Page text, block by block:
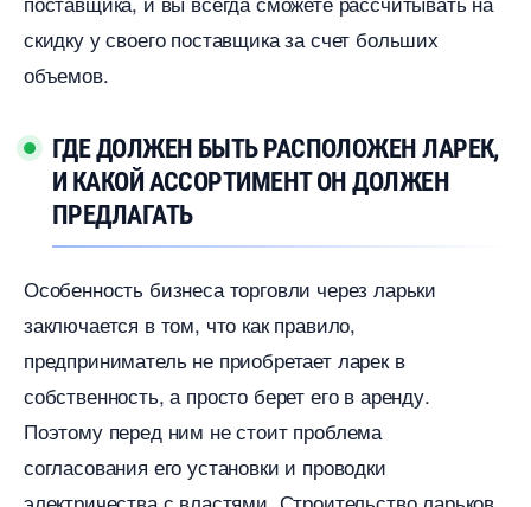
скидку у своего поставщика за счет больших
объемов.
ГДЕ ДОЛЖЕН БЫТЬ РАСПОЛОЖЕН ЛАРЕК,
И КАКОЙ АССОРТИМЕНТ ОН ДОЛЖЕН
ПРЕДЛАГАТЬ
Особенность бизнеса торговли через ларьки
заключается в том, что как правило,
предприниматель не приобретает ларек
собственность, а просто берет его в аренду.
Поэтому перед ним не стоит проблема
согласования его установки и проводки